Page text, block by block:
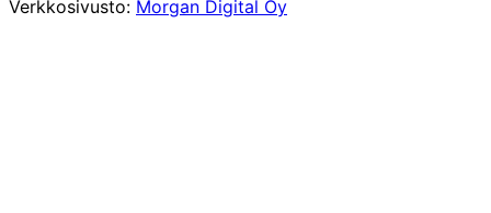
Verkkosivusto: Morgan Digital Oy